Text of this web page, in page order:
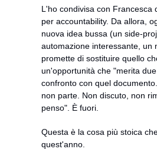
L'ho condivisa con Francesca
per accountability. Da allora,
nuova idea bussa (un side-
automazione interessante, un
promette di sostituire quello
un'opportunità che "merita
confronto con quel
non parte. Non discuto, non
penso". È fuori.
Questa è la cosa più stoica
quest'anno.